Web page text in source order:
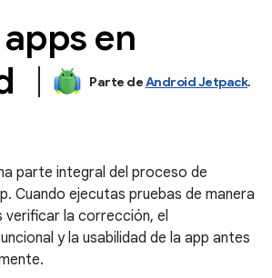
en
Parte deAndroid Jetpack.
parte integral del proceso de
Cuando ejecutas pruebas de manera
verificar la corrección, el
y la usabilidad de la app antes